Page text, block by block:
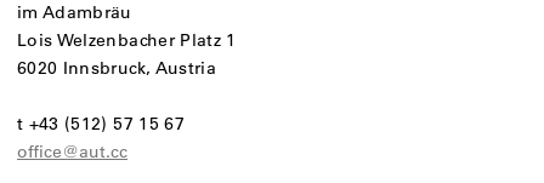
im Adambräu
Lois Welzenbacher Platz 1
6020 Innsbruck, Austria
t +43 (512) 57 15 67
office@aut.cc